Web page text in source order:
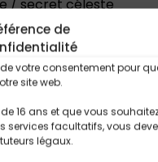
de
votre consentement pour
site web.
16 ans et que vous
services facultatifs, vous
légaux.
/ secret céleste
surnaturelles
forces occultes
fortes
Titres Similaires